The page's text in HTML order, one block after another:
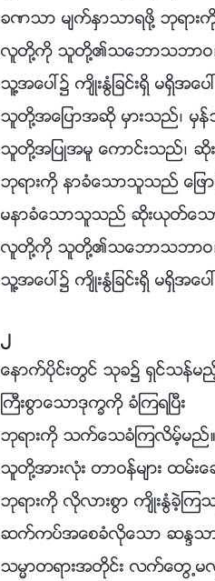
ခဏသာ မ်က္ႏွာသာရဖို႔ ဘုရားကို
လူတို႔ကို သူတို႔၏သေဘာသဘာဝ
သူ႔အေပၚ၌ က်ိဳးႏြံျခင္းရွိ မရွိအ
သူတို႔အေျပာအဆို မွားသည္၊ မွ
သူတို႔အျပဳအမူ ေကာင္းသည္၊
ဘုရားကို နာခံေသာသူသည္ ေျဖ
မနာခံေသာသူသည္ ဆိုးယုတ္ေသ
လူတို႔ကို သူတို႔၏သေဘာသဘာဝ
သူ႔အေပၚ၌ က်ိဳးႏြံျခင္းရွိ မရွိအ
၂
ေနာက္ပိုင္းတြင္ သုခ၌ ရွင္သန္မ
ႀကီးစြာေသာဒုကၡကို ခံၾကရၿပီး
ဘုရားကို သက္ေသခံၾကလိမ့္မည္။
သူတို႔အားလုံး တာဝန္မ်ား ထမ္းေ
ဘုရားကို လိုလားစြာ က်ိဳးႏြံခဲ့ၾက
ဆက္ကပ္အေစခံလိုေသာ ဆႏၵသာ
သမၼာတရားအတိုင္း လက္ေတြ႕